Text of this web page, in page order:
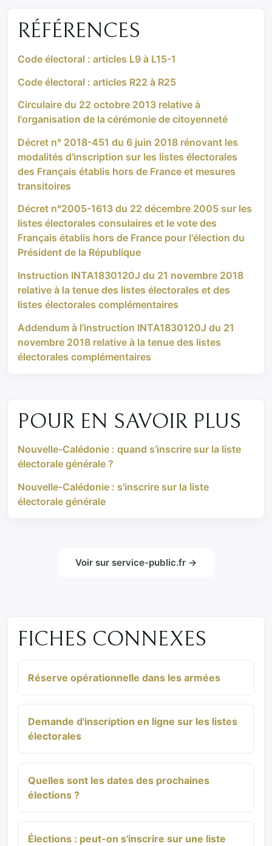
RÉFÉRENCES
Code électoral : articles L9 à L15-1
Code électoral : articles R22 à R25
Circulaire du 22 octobre 2013 relative à
l'organisation de la cérémonie de citoyenneté
Décret n° 2018-451 du 6 juin 2018 rénovant les
modalités d'inscription sur les listes électorales
des Français établis hors de France et mesures
transitoires
Décret n°2005-1613 du 22 décembre 2005 sur les
listes électorales consulaires et le vote des
Français établis hors de France pour l'élection du
Président de la République
Instruction INTA1830120J du 21 novembre 2018
relative à la tenue des listes électorales et des
listes électorales complémentaires
Addendum à l'instruction INTA1830120J du 21
novembre 2018 relative à la tenue des listes
électorales complémentaires
POUR EN SAVOIR PLUS
Nouvelle-Calédonie : quand s’inscrire sur la liste
électorale générale ?
Nouvelle-Calédonie : s'inscrire sur la liste
électorale générale
Voir sur service-public.fr →
FICHES CONNEXES
Réserve opérationnelle dans les armées
Demande d'inscription en ligne sur les listes
électorales
Quelles sont les dates des prochaines
élections ?
Élections : peut-on s'inscrire sur une liste